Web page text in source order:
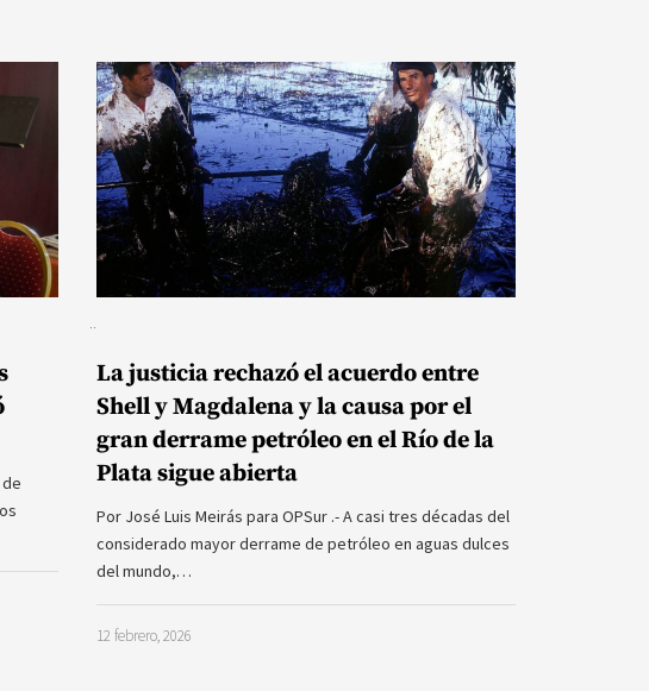
La justicia rechazó el acuerdo entre
Shell y Magdalena y la causa por el
gran derrame petróleo en el Río de la
Plata sigue abierta
Por José Luis Meirás para OPSur .- A casi tres décadas del
considerado mayor derrame de petróleo en aguas dulces
del mundo,…
12 febrero, 2026